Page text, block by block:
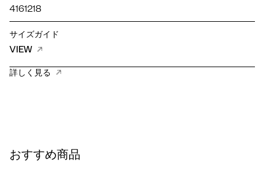
4161218
サイズガイド
VIEW
詳しく見る
おすすめ商品